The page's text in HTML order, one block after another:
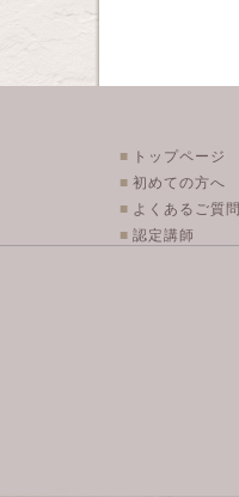
■ トップページ
■ 初めての方へ
■ よくあるご質問
■ 認定講師